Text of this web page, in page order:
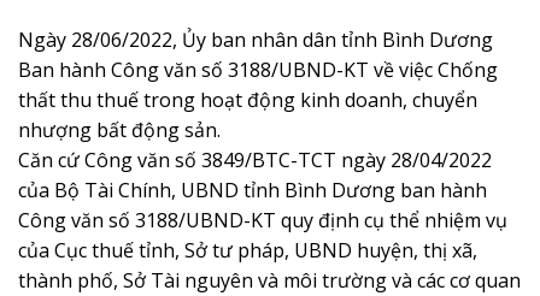
Ngày 28/06/2022, Ủy ban nhân dân tỉnh Bình Dương
Ban hành Công văn số 3188/UBND-KT ​về việc Chống
thất thu thuế trong hoạt động kinh doanh, chuyển
nhượng bất động sản​.
Căn cứ Công văn số 3849/BTC-TCT ngày 28/04/2022
của Bộ Tài Chính, UBND tỉnh Bình Dương ban hành
Công văn số 3188/UBND-KT quy định cụ thể nhiệm vụ
của Cục thuế tỉnh, Sở tư pháp, UBND huyện, thị xã,
thành phố, Sở Tài nguyên và môi trường và các cơ quan